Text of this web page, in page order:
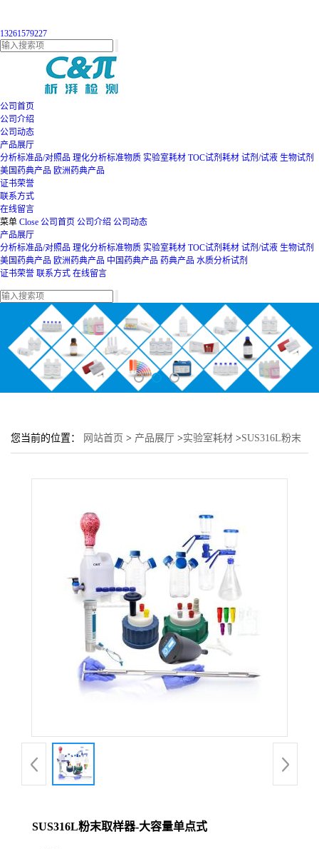
13261579227
公司首页
公司介绍
公司动态
产品展厅
分析标准品/对照品 理化分析标准物质 实验室耗材 TOC试剂耗材 试剂/试液 生物试剂
美国药典产品 欧洲药典产品
证书荣誉
联系方式
在线留言
菜单 Close 公司首页 公司介绍 公司动态
产品展厅
分析标准品/对照品 理化分析标准物质 实验室耗材 TOC试剂耗材 试剂/试液 生物试剂
美国药典产品 欧洲药典产品 中国药典产品 药典产品 水质分析试剂
证书荣誉 联系方式 在线留言
您当前的位置： 网站首页 > 产品展厅 >实验室耗材 >SUS316L粉末
SUS316L粉末取样器-大容量单点式